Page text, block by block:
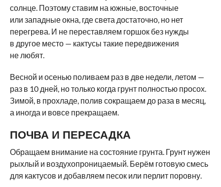
солнце. Поэтому ставим на южные, восточные
или западные окна, где света достаточно, но нет
перегрева. И не переставляем горшок без нужды
в другое место — кактусы такие передвижения
не любят.
Весной и осенью поливаем раз в две недели, летом —
раз в 10 дней, но только когда грунт полностью просох.
Зимой, в прохладе, полив сокращаем до раза в месяц,
а иногда и вовсе прекращаем.
ПОЧВА И ПЕРЕСАДКА
Обращаем внимание на состояние грунта. Грунт нужен
рыхлый и воздухопроницаемый. Берём готовую смесь
для кактусов и добавляем песок или перлит поровну.